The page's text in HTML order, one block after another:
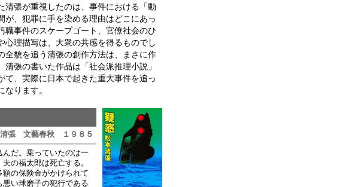
清張が重視したのは、事件における「動
、犯罪に手を染める理由はどこにあっ
職事件のスケープゴート、官僚社会のひ
理描写は、大衆の共感を得るものでし
全貌を追う清張の創作方法は、まさに作
張の書いた作品は「社会派推理小説」
て、実際に日本で起きた重大事件を追っ
ります。
張 文藝春秋 １９８５
だ。乗っていたのは一
の福太郎は死亡する。
の保険金がかけられて
い球磨子の犯行である